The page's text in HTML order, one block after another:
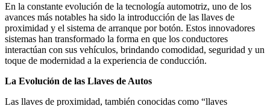
En la constante evolución de la tecnología automotriz, uno de los
avances más notables ha sido la introducción de las llaves de
proximidad y el sistema de arranque por botón. Estos innovadores
sistemas han transformado la forma en que los conductores
interactúan con sus vehículos, brindando comodidad, seguridad y un
toque de modernidad a la experiencia de conducción.
La Evolución de las Llaves de Autos
Las llaves de proximidad, también conocidas como “llaves